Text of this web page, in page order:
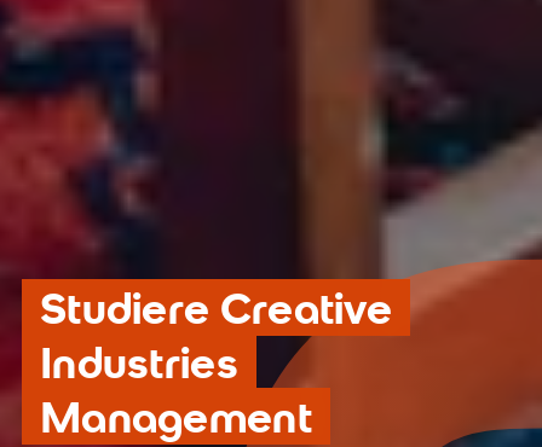
Studiere Creative
Industries
Management